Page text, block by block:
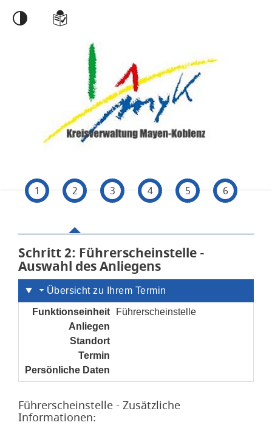
1 2 3 4 5 6
Schritt 2von 6
: Führerscheinstelle -
Auswahl des Anliegens
Übersicht zu Ihrem Termin
Funktionseinheit
Führerscheinstelle
Anliegen
Standort
Termin
Persönliche Daten
Führerscheinstelle - Zusätzliche
Informationen: